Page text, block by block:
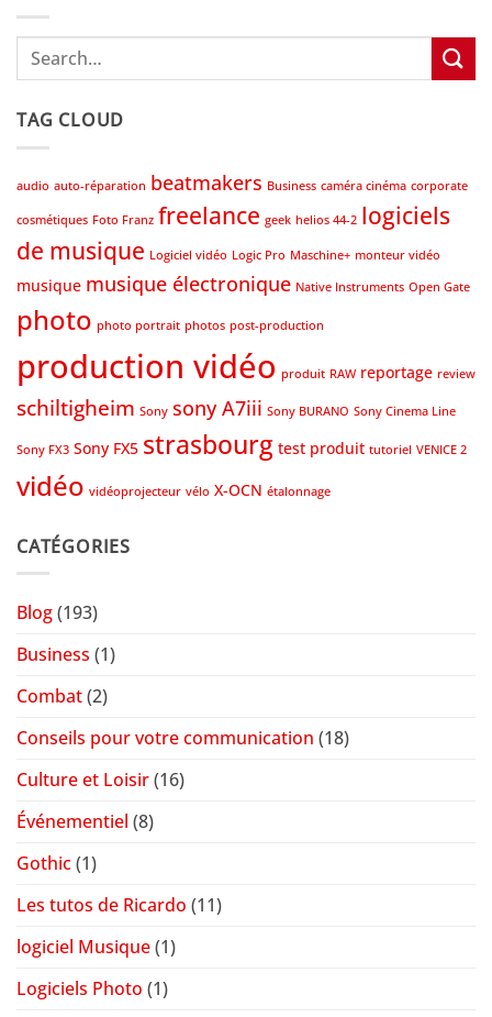
TAG CLOUD
audio auto-réparation beatmakers Business caméra cinéma corporate
cosmétiques Foto Franz freelance geek helios 44-2 logiciels
de musique Logiciel vidéo Logic Pro Maschine+ monteur vidéo
musique musique électronique Native Instruments Open Gate
photo photo portrait photos post-production
production vidéo produit RAW reportage review
schiltigheim Sony sony A7iii Sony BURANO Sony Cinema Line
Sony FX3 Sony FX5 strasbourg test produit tutoriel VENICE 2
vidéo vidéoprojecteur vélo X-OCN étalonnage
CATÉGORIES
Blog(193)
Business (1)
Combat(2)
Conseils pour votre communication (18)
Culture et Loisir(16)
Événementiel (8)
Gothic(1)
Les tutos de Ricardo (11)
logiciel Musique(1)
Logiciels Photo (1)